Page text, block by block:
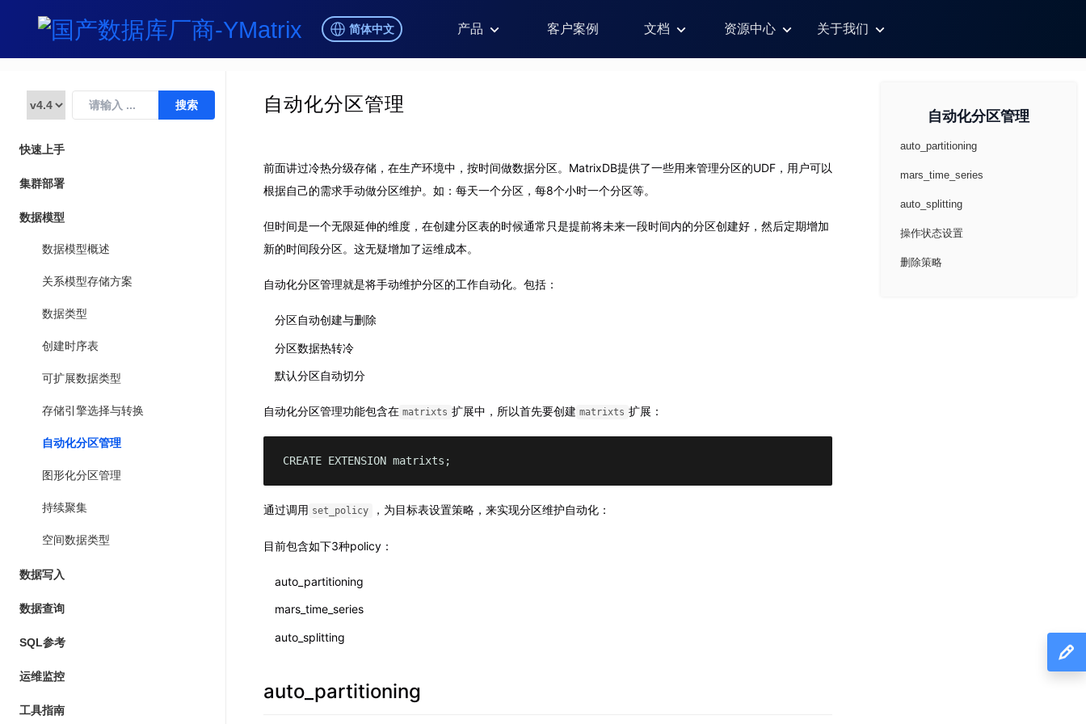
简体中文 产品 客户案例 文档 资源中心 关于我们
快速上手
集群部署
数据模型
数据模型概述
关系模型存储方案
数据类型
创建时序表
可扩展数据类型
存储引擎选择与转换
自动化分区管理
图形化分区管理
持续聚集
空间数据类型
数据写入
数据查询
SQL参考
运维监控
工具指南
自动化分区管理
前面讲过冷热分级存储，在生产环境中，按时间做数据分区。MatrixDB提供了一些用来管理分区的UDF，用户可以
根据自己的需求手动做分区维护。如：每天一个分区，每8个小时一个分区等。
但时间是一个无限延伸的维度，在创建分区表的时候通常只是提前将未来一段时间内的分区创建好，然后定期增加
新的时间段分区。这无疑增加了运维成本。
自动化分区管理就是将手动维护分区的工作自动化。包括：
分区自动创建与删除
分区数据热转冷
默认分区自动切分
自动化分区管理功能包含在 matrixts 扩展中，所以首先要创建 matrixts 扩展：
CREATE EXTENSION matrixts;
通过调用 set_policy ，为目标表设置策略，来实现分区维护自动化：
目前包含如下3种policy：
auto_partitioning
mars_time_series
auto_splitting
auto_partitioning
自动化分区管理
auto_partitioning
mars_time_series
auto_splitting
操作状态设置
删除策略